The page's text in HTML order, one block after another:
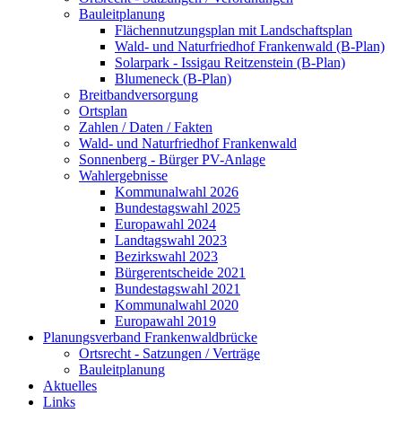
Bauleitplanung
Flächennutzungsplan mit Landschaftsplan
Wald- und Naturfriedhof Frankenwald (B-Plan)
Solarpark - Issigau Reitzenstein (B-Plan)
Blumeneck (B-Plan)
Breitbandversorgung
Ortsplan
Zahlen / Daten / Fakten
Wald- und Naturfriedhof Frankenwald
Sonnenberg - Bürger PV-Anlage
Wahlergebnisse
Kommunalwahl 2026
Bundestagswahl 2025
Europawahl 2024
Landtagswahl 2023
Bezirkswahl 2023
Bürgerentscheide 2021
Bundestagswahl 2021
Kommunalwahl 2020
Europawahl 2019
Planungsverband Frankenwaldbrücke
Ortsrecht - Satzungen / Verträge
Bauleitplanung
Aktuelles
Links